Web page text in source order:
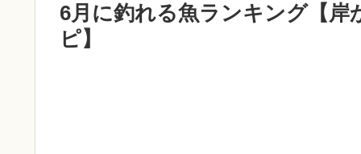
6月に釣れる魚ランキング【岸
ピ】